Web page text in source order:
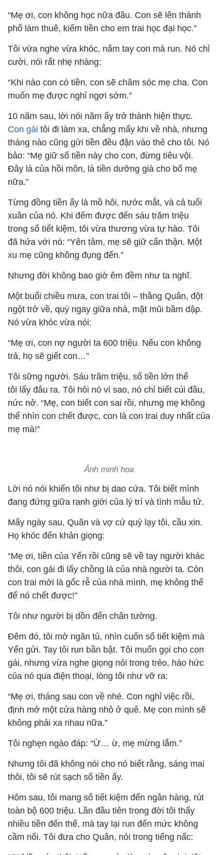
“Mẹ ơi, con không học nữa đâu. Con sẽ lên thành
phố làm thuê, kiếm tiền cho em trai học đại học.”
Tôi vừa nghe vừa khóc, nắm tay con mà run. Nó chỉ
cười, nói rất nhẹ nhàng:
“Khi nào con có tiền, con sẽ chăm sóc mẹ cha. Con
muốn mẹ được nghỉ ngơi sớm.”
10 năm sau, lời nói năm ấy trở thành hiện thực.
Con gái tôi đi làm xa, chẳng mấy khi về nhà, nhưng
tháng nào cũng gửi tiền đều đặn vào thẻ cho tôi. Nó
bảo: “Mẹ giữ số tiền này cho con, đừng tiêu vội.
Đây là của hồi môn, là tiền dưỡng già cho bố mẹ
nữa.”
Từng đồng tiền ấy là mồ hôi, nước mắt, và cả tuổi
xuân của nó. Khi đếm được đến sáu trăm triệu
trong sổ tiết kiệm, tôi vừa thương vừa tự hào. Tôi
đã hứa với nó: “Yên tâm, mẹ sẽ giữ cẩn thận. Một
xu mẹ cũng không đụng đến.”
Nhưng đời không bao giờ êm đềm như ta nghĩ.
Một buổi chiều mưa, con trai tôi – thằng Quân, đột
ngột trở về, quỳ ngay giữa nhà, mặt mũi bầm dập.
Nó vừa khóc vừa nói:
“Mẹ ơi, con nợ người ta 600 triệu. Nếu con không
trả, họ sẽ giết con…”
Tôi sững người. Sáu trăm triệu, số tiền lớn thế
tôi lấy đâu ra. Tôi hỏi nó vì sao, nó chỉ biết cúi đầu,
nức nở. “Mẹ, con biết con sai rồi, nhưng mẹ không
thể nhìn con chết được, con là con trai duy nhất của
mẹ mà!”
Ảnh minh họa
Lời nó nói khiến tôi như bị dao cứa. Tôi biết mình
đang đứng giữa ranh giới của lý trí và tình mẫu tử.
Mấy ngày sau, Quân và vợ cứ quỳ lạy tôi, cầu xin.
Họ khóc đến khản giọng:
“Mẹ ơi, tiền của Yến rồi cũng sẽ về tay người khác
thôi, con gái đi lấy chồng là của nhà người ta. Còn
con trai mới là gốc rễ của nhà mình, mẹ không thể
để nó chết được!”
Tôi như người bị dồn đến chân tường.
Đêm đó, tôi mở ngăn tủ, nhìn cuốn sổ tiết kiệm mà
Yến gửi. Tay tôi run bần bật. Tôi muốn gọi cho con
gái, nhưng vừa nghe giọng nói trong trẻo, háo hức
của nó qua điện thoại, lòng tôi như vỡ ra:
“Mẹ ơi, tháng sau con về nhé. Con nghỉ việc rồi,
định mở một cửa hàng nhỏ ở quê. Mẹ con mình sẽ
không phải xa nhau nữa.”
Tôi nghẹn ngào đáp: “Ừ… ừ, mẹ mừng lắm.”
Nhưng tôi đã không nói cho nó biết rằng, sáng mai
thôi, tôi sẽ rút sạch số tiền ấy.
Hôm sau, tôi mang sổ tiết kiệm đến ngân hàng, rút
toàn bộ 600 triệu. Lần đầu tiên trong đời tôi thấy
nhiều tiền đến thế, mà tay lại run đến mức không
cầm nổi. Tôi đưa cho Quân, nói trong tiếng nấc: